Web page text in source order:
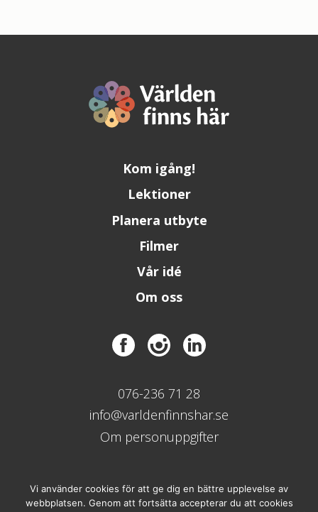
Kom igång!
Lektioner
Planera utbyte
Filmer
Vår idé
Om oss
076-236 71 28
info@varldenfinnshar.se
Om personuppgifter
Vi använder cookies för att ge dig en bättre upplevelse av
webbplatsen. Genom att fortsätta accepterar du att cookies